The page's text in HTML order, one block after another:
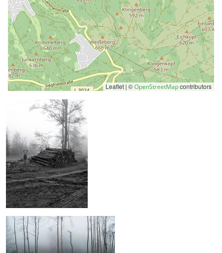
Leaflet | ©OpenStreetMapcontributors